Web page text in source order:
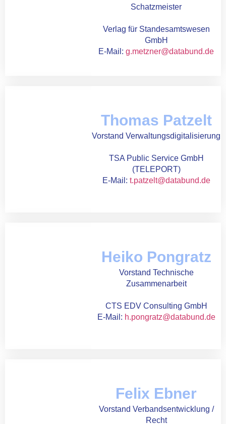
Schatzmeister
Verlag für Standesamtswesen
GmbH
E-Mail:g.metzner@databund.de
Thomas Patzelt
Vorstand Verwaltungsdigitalisierung
TSA Public Service GmbH
(TELEPORT)
E-Mail: t.patzelt@databund.de
Heiko Pongratz
Vorstand Technische
Zusammenarbeit
CTS EDV Consulting GmbH
E-Mail: h.pongratz@databund.de
Felix Ebner
Vorstand Verbandsentwicklung /
Recht